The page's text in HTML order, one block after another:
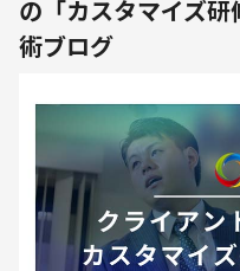
の「カスタマイズ
術ブログ